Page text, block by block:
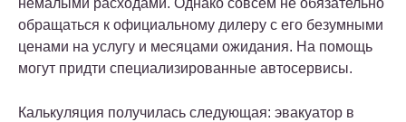
немалыми расходами. Однако совсем не обязательно
обращаться к официальному дилеру с его безумными
ценами на услугу и месяцами ожидания. На помощь
могут придти специализированные автосервисы.
Калькуляция получилась следующая: эвакуатор в